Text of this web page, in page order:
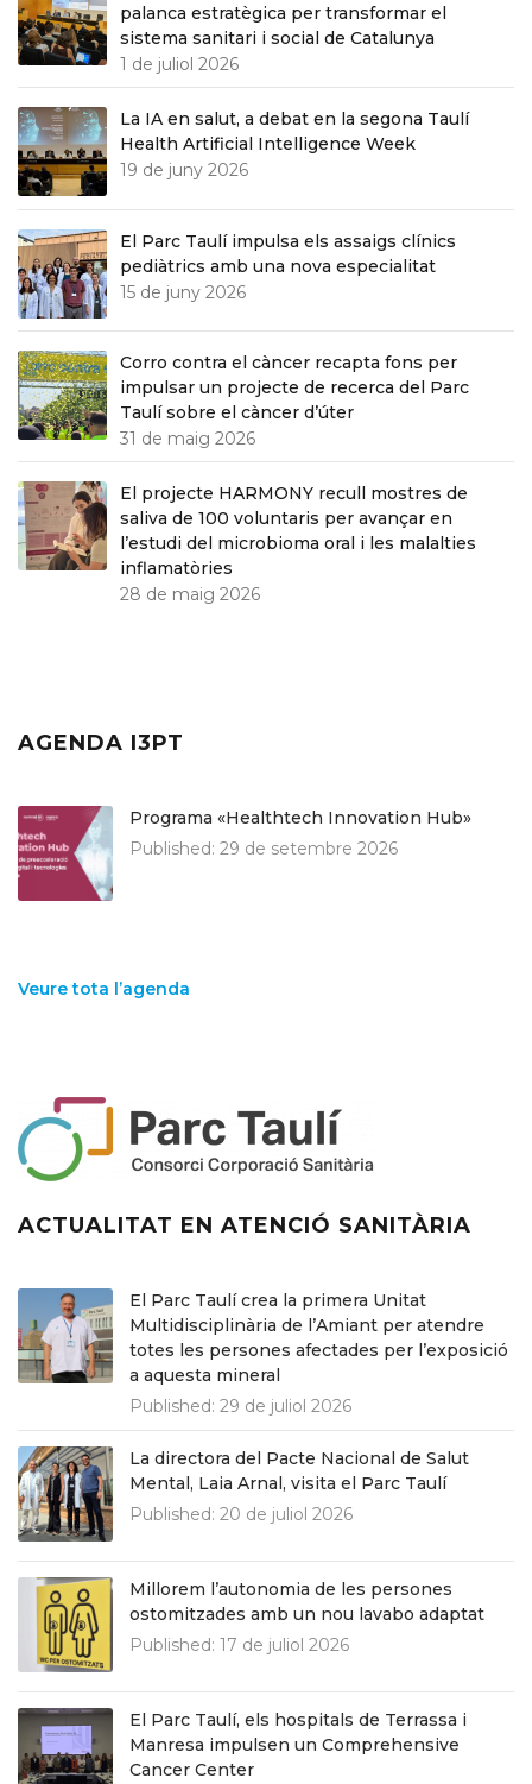
palanca estratègica per transformar el
sistema sanitari i social de Catalunya
1 de juliol 2026
La IA en salut, a debat en la segona Taulí
Health Artificial Intelligence Week
19 de juny 2026
El Parc Taulí impulsa els assaigs clínics
pediàtrics amb una nova especialitat
15 de juny 2026
Corro contra el càncer recapta fons per
impulsar un projecte de recerca del Parc
Taulí sobre el càncer d’úter
31 de maig 2026
El projecte HARMONY recull mostres de
saliva de 100 voluntaris per avançar en
l’estudi del microbioma oral i les malalties
inflamatòries
28 de maig 2026
AGENDA I3PT
Programa «Healthtech Innovation Hub»
Published: 29 de setembre 2026
Veure tota l’agenda
ACTUALITAT EN ATENCIÓ SANITÀRIA
El Parc Taulí crea la primera Unitat
Multidisciplinària de l’Amiant per atendre
totes les persones afectades per l’exposició
a aquesta mineral
Published: 29 de juliol 2026
La directora del Pacte Nacional de Salut
Mental, Laia Arnal, visita el Parc Taulí
Published: 20 de juliol 2026
Millorem l’autonomia de les persones
ostomitzades amb un nou lavabo adaptat
Published: 17 de juliol 2026
El Parc Taulí, els hospitals de Terrassa i
Manresa impulsen un Comprehensive
Cancer Center